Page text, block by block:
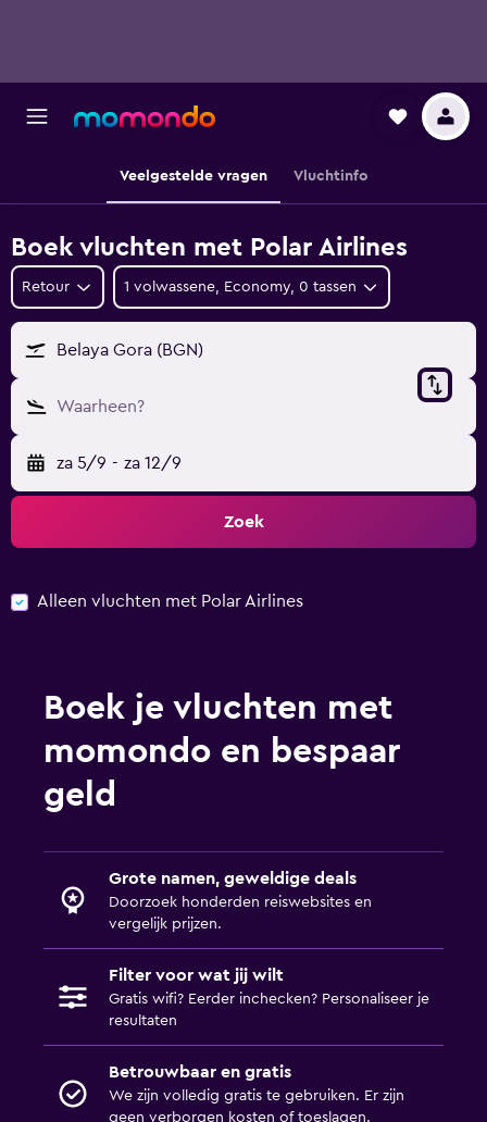
Veelgestelde vragen Vluchtinfo
Boek vluchten met Polar Airlines
Retour 1 volwassene, Economy, 0 tassen
Belaya Gora (BGN)
Waarheen?
za 5/9 - za 12/9
Zoek
Alleen vluchten met Polar Airlines
Boek je vluchten met
momondo en bespaar
geld
Grote namen, geweldige deals
Doorzoek honderden reiswebsites en
vergelijk prijzen.
Filter voor wat jij wilt
Gratis wifi? Eerder inchecken? Personaliseer je
resultaten
Betrouwbaar en gratis
We zijn volledig gratis te gebruiken. Er zijn
geen verborgen kosten of toeslagen.